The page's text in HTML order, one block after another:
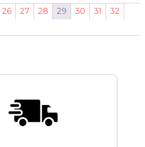
26 27 28 29 30 31
32